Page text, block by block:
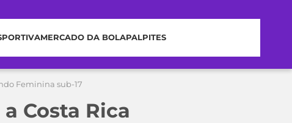
MERCADO DA BOLAPALPITES
Feminina sub-17
Costa Rica